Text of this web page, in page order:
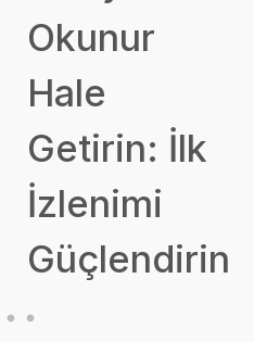
Okunur
Hale
Getirin: İlk
İzlenimi
Güçlendirin